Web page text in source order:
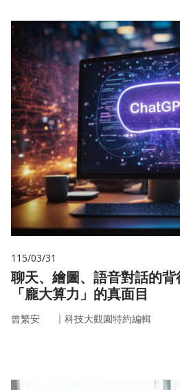
115/03/31
聊天、繪圖、語音對話的
「龐大算力」的真面目
曾繁安 ｜ 科技大觀園特約編輯